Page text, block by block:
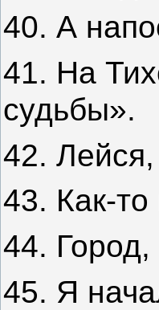
40. А
41. На
судьбы».
42.
43. Как-
44. Город,
45. Я